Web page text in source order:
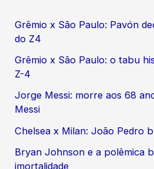
Grêmio x São Paulo: Pavón
do Z4
Grêmio x São Paulo: o tabu
Z-4
Jorge Messi: morre aos 68
Messi
Chelsea x Milan: João Pedro
Bryan Johnson e a polêmica
imortalidade